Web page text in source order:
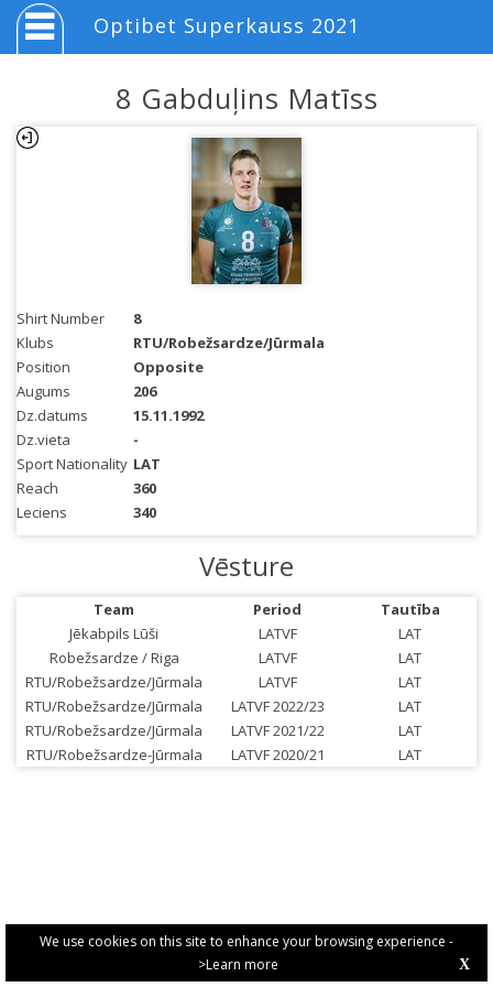
We use cookies on this site to enhance your browsing experience -
>Learn more
X
Optibet Superkauss 2021
8 Gabduļins Matīss
Shirt Number
8
Klubs
RTU/Robežsardze/Jūrmala
Position
Opposite
Augums
206
Dz.datums
15.11.1992
Dz.vieta
-
Sport Nationality LAT
Reach
360
Leciens
340
Vēsture
Team Period
Tautība
Jēkabpils Lūši
LATVF
LAT
Robežsardze / Riga
LATVF
LAT
RTU/Robežsardze/Jūrmala
LATVF
LAT
RTU/Robežsardze/Jūrmala
LATVF 2022/23
LAT
RTU/Robežsardze/Jūrmala
LATVF 2021/22
LAT
RTU/Robežsardze-Jūrmala
LATVF 2020/21 LAT